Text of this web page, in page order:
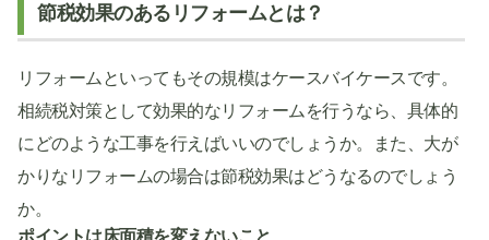
節税効果のあるリフォームとは？
リフォームといってもその規模はケースバイケースです。
相続税対策として効果的なリフォームを行うなら、具体的
にどのような工事を行えばいいのでしょうか。また、大が
かりなリフォームの場合は節税効果はどうなるのでしょう
か。
ポイントは床面積を変えないこと